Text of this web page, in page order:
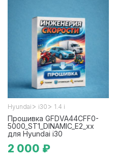
Hyundai > i30 > 1.4 i
Прошивка GFDVA44CFF0-
5000_ST1_DINAMIC_E2_xx
для Hyundai i30
2 000 ₽